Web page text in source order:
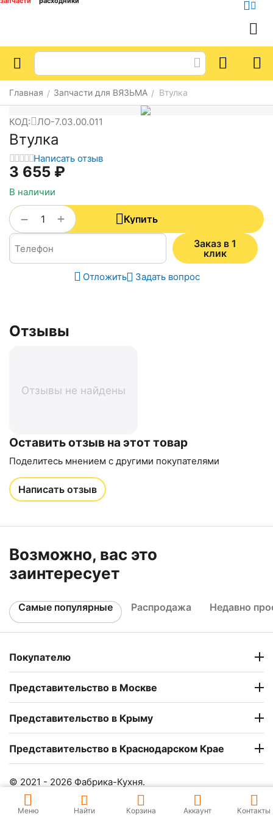
Главная / Запчасти для ВЯЗЬМА / Втулка
КОД: ЛО-7.03.00.011
Втулка
Написать отзыв
3 655 ₽
В наличии
+
−
Купить
Заказ в 1
клик
Отложить Задать вопрос
Отзывы
Отзывы не найдены
Оставить отзыв на этот товар
Поделитесь мнением с другими покупателями
Написать отзыв
Возможно, вас это
заинтересует
Самые популярные Распродажа Недавно
Покупателю
Представительство в Москве
Представительство в Крыму
Представительство в Краснодарском Крае
© 2021 - 2026 Фабрика-Кухня.
Меню Найти Корзина Аккаунт Контакты